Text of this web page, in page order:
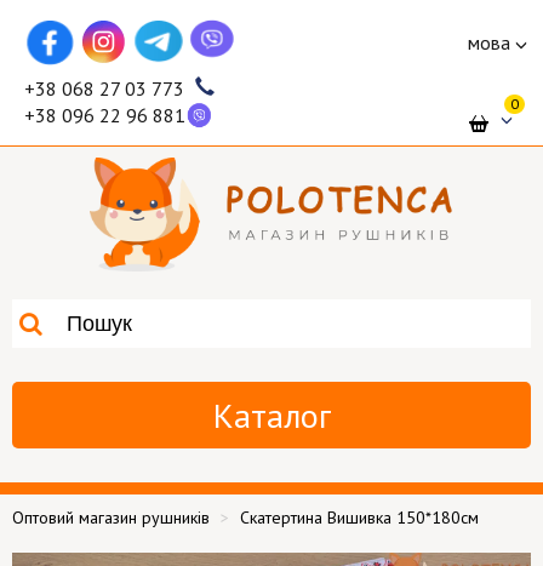
мова
+38 068 27 03 773
+38 096 22 96 881
0
Каталог
Оптовий магазин рушників Скатертина Вишивка 150*180см